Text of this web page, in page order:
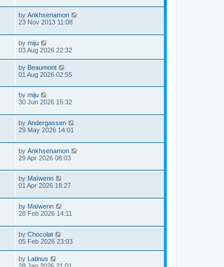
by Ankhsenamon
23 Nov 2013 11:08
by miju
03 Aug 2026 22:32
by Beaumont
01 Aug 2026 02:55
by miju
30 Jun 2026 15:32
by Andergassen
29 May 2026 14:01
by Ankhsenamon
29 Apr 2026 08:03
by Maïwenn
01 Apr 2026 18:27
by Maïwenn
28 Feb 2026 14:11
by Chocolat
05 Feb 2026 23:03
by Latinus